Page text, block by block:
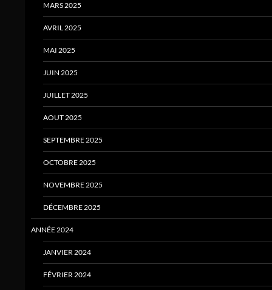
MARS 2025
AVRIL 2025
MAI 2025
JUIN 2025
JUILLET 2025
AOUT 2025
SEPTEMBRE 2025
OCTOBRE 2025
NOVEMBRE 2025
DÉCEMBRE 2025
ANNÉE 2024
JANVIER 2024
FÉVRIER 2024